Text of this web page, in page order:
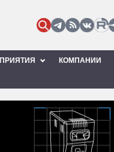
КОМПАНИИ